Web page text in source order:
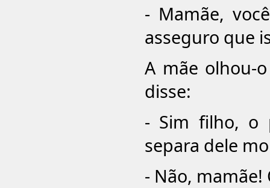
- Mamãe,
asseguro que
A mãe olhou-
disse:
- Sim filho, o
separa dele
- Não, mamãe!